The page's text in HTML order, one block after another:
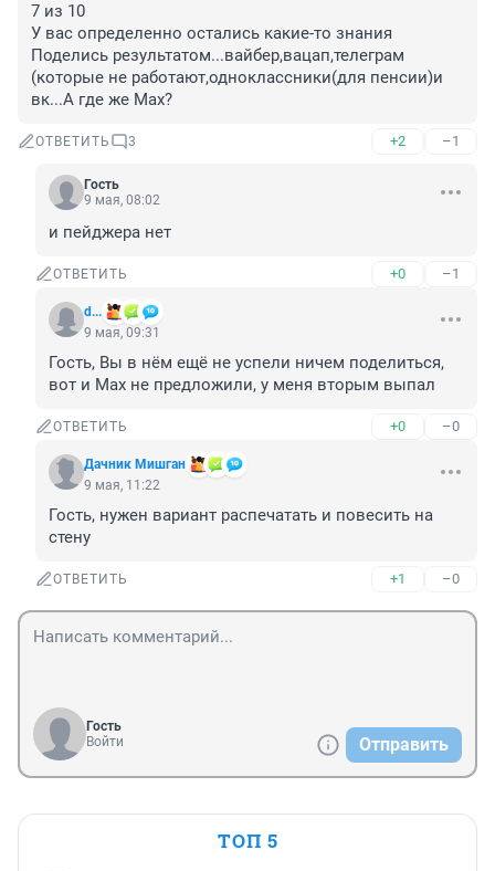
7 из 10
У вас определенно остались какие-то знания
Поделись результатом...вайбер,вацап,телеграм
(которые не работают,одноклассники(для пенсии)и
вк...А где же Мах?
ОТВЕТИТЬ 3 +2 –1
Гость
9 мая, 08:02
и пейджера нет
ОТВЕТИТЬ +0 –1
d...
9 мая, 09:31
Гость, Вы в нём ещё не успели ничем поделиться,
вот и Мах не предложили, у меня вторым выпал
ОТВЕТИТЬ +0 –0
Дачник Мишган
9 мая, 11:22
Гость, нужен вариант распечатать и повесить на
стену
ОТВЕТИТЬ +1 –0
Гость
Войти
Отправить
ТОП 5